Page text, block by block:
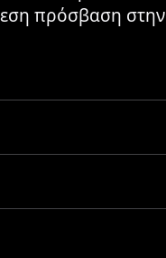
πρόσβαση στην